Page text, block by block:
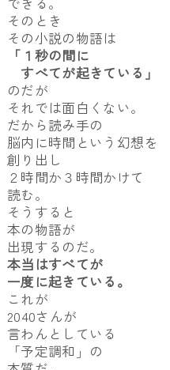
そのとき
その小説の物語は
「１秒の間に
すべてが起きている」
のだが
それでは面白くない。
だから読み手の
脳内に時間という幻想を
創り出し
２時間か３時間かけて
読む。
そうすると
本の物語が
出現するのだ。
本当はすべてが
一度に起きている。
これが
2040さんが
言わんとしている
「予定調和」の